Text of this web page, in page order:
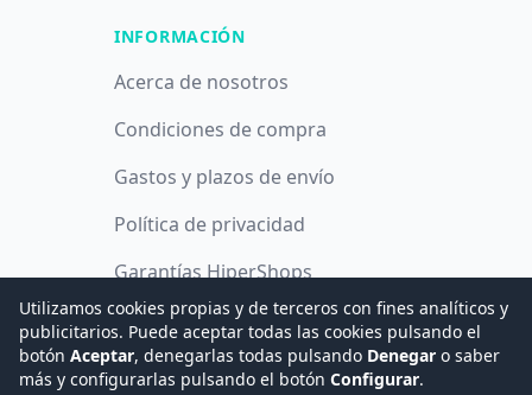
INFORMACIÓN
Acerca de nosotros
Condiciones de compra
Gastos y plazos de envío
Política de privacidad
Garantías HiperShops
Política de cookies
Utilizamos cookies propias y de terceros con fines analíticos y
publicitarios. Puede aceptar todas las cookies pulsando el
botón Aceptar, denegarlas todas pulsando Denegar o saber
más y configurarlas pulsando el botón Configurar.